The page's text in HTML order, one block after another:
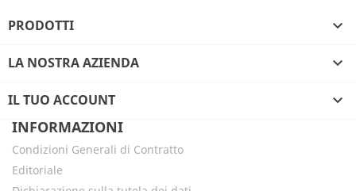
PRODOTTI 
LA NOSTRA AZIENDA 
IL TUO ACCOUNT

INFORMAZIONI
Condizioni Generali di Contratto
Editoriale